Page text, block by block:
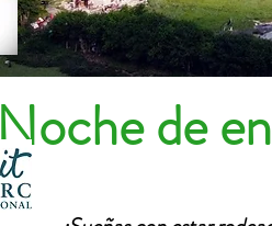
Noche de